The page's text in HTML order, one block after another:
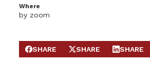
Where
by zoom
SHARE ON FACEBOOK
SHARE
SHARE ON X
SHARE
SHARE
SHARE